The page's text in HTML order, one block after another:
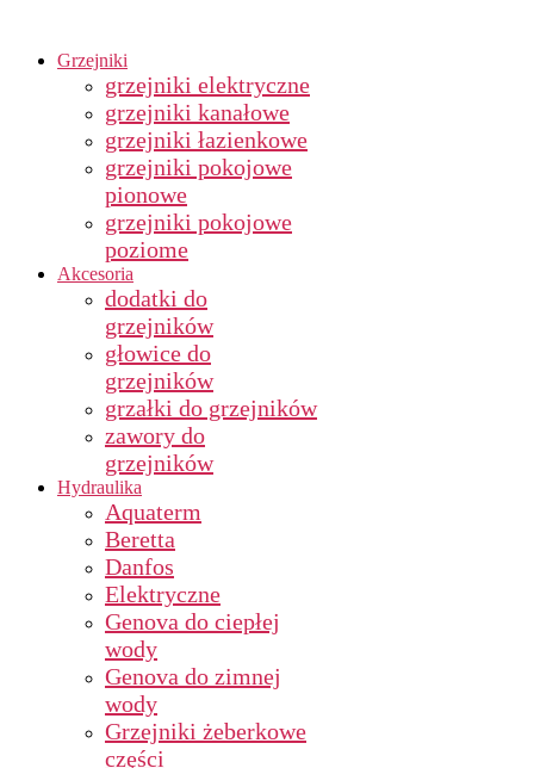
Grzejniki
grzejniki elektryczne
grzejniki kanałowe
grzejniki łazienkowe
grzejniki pokojowe
pionowe
grzejniki pokojowe
poziome
Akcesoria
dodatki do
grzejników
głowice do
grzejników
grzałki do grzejników
zawory do
grzejników
Hydraulika
Aquaterm
Beretta
Danfos
Elektryczne
Genova do ciepłej
wody
Genova do zimnej
wody
Grzejniki żeberkowe
części